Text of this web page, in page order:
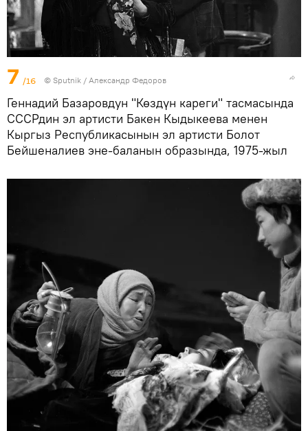
7 /16 © Sputnik / Александр Федоров
Геннадий Базаровдун "Көздүн кареги" тасмасында
СССРдин эл артисти Бакен Кыдыкеева менен
Кыргыз Республикасынын эл артисти Болот
Бейшеналиев эне-баланын образында, 1975-жыл